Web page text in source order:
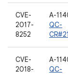
CVE-
2017-
8252
A-
QC-
CVE-
2018-
A-
QC-